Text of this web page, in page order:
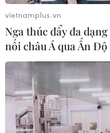
CƠ QUAN CHỦ QUẢN: THÔNG TẤN XÃ
vietnamplus.vn
Nga thúc đẩy đa
nối châu Á qua Ấn